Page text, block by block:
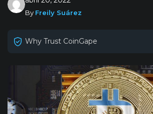
By Freily Suárez
Why Trust CoinGape